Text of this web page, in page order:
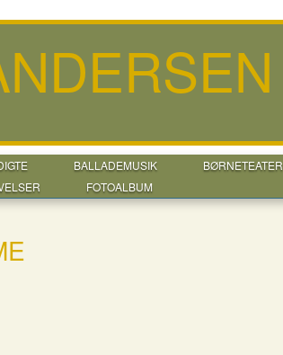
BALLADEMUSIK BØRNETEATER
FOTOALBUM